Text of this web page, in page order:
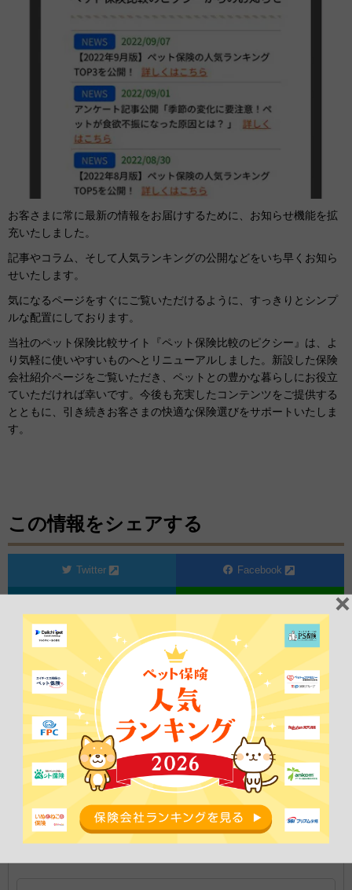
お客さまに常に最新の情報をお届けするために、お知らせ機能を拡
充いたしました。
記事やコラム、そして人気ランキングの公開などをいち早くお知ら
せいたします。
気になるページをすぐにご覧いただけるように、すっきりとシンプ
ルな配置にしております。
当社のペット保険比較サイト『ペット保険比較のピクシー』は、よ
り気軽に使いやすいものへとリニューアルしました。新設した保険
会社紹介ページをご覧いただき、ペットとの豊かな暮らしにお役立
ていただければ幸いです。今後も充実したコンテンツをご提供する
とともに、引き続きお客さまの快適な保険選びをサポートいたしま
す。
この情報をシェアする
Twitter Facebook
【ペット保険比較】10秒で カンタン
比較
あなたの家族はどちら？
イヌ ネコ
種類は？ 年齢は？
血統種 ミックス 0歳